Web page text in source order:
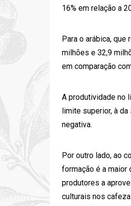
16% em relação a
Para o arábica,
milhões e 32,9
em comparação
A produtividade no
limite superior, à
negativa.
Por outro lado, ao
formação é a
produtores a
culturais nos